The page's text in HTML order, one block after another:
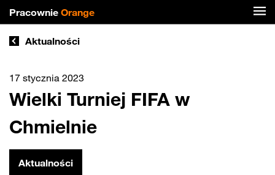
Pracownie Orange
Aktualności
17 stycznia 2023
Wielki Turniej FIFA w
Chmielnie
Aktualności